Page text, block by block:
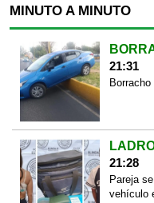
MINUTO A MINUTO
21:31
21:28
Pareja
vehículo